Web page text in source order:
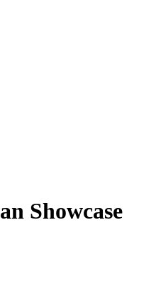
Showcase